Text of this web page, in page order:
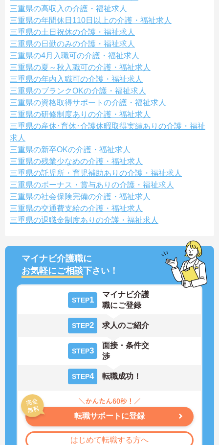
三重県の高収入の介護・福祉求人
三重県の年間休日110日以上の介護・福祉求人
三重県の土日祝休の介護・福祉求人
三重県の日勤のみの介護・福祉求人
三重県の4月入職可の介護・福祉求人
三重県の夏～秋入職可の介護・福祉求人
三重県の年内入職可の介護・福祉求人
三重県のブランクOKの介護・福祉求人
三重県の資格取得サポートの介護・福祉求人
三重県の研修制度ありの介護・福祉求人
三重県の産休･育休･介護休暇取得実績ありの介護・福祉
求人
三重県の新卒OKの介護・福祉求人
三重県の残業少なめの介護・福祉求人
三重県の託児所・育児補助ありの介護・福祉求人
三重県のボーナス・賞与ありの介護・福祉求人
三重県の社会保険完備の介護・福祉求人
三重県の交通費支給の介護・福祉求人
三重県の退職金制度ありの介護・福祉求人
マイナビ介護職に
お気軽にご相談下さい！
STEP1
マイナビ介護
職にご登録
STEP2 求人のご紹介
STEP3
面接・条件交
渉
STEP4 転職成功！
転職サポートに登録
はじめて転職する方へ